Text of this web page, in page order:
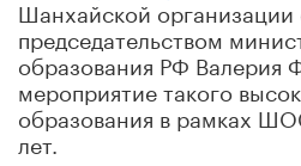
Шанхайской организации
председательством
образования РФ Валерия
мероприятие такого
образования в рамках
лет.